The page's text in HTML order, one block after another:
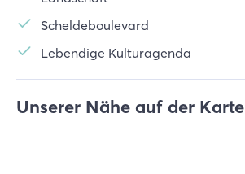
Scheldeboulevard
Lebendige Kulturagenda
Unserer Nähe auf der Karte